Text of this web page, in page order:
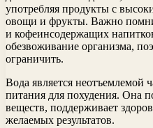
употребляя продукты с
овощи и фрукты. Важно
и кофеинсодержащих
обезвоживание организма,
ограничить.
Вода является неотъемлемой
питания для похудения. Она
веществ, поддерживает
желаемых результатов.